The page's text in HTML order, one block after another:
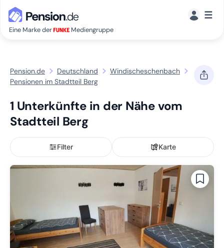
Eine Marke der Mediengruppe
☰
Pension.de Deutschland
Windischeschenbach
Pensionen im Stadtteil Berg
1 Unterkünfte in der Nähe vom
Stadtteil Berg
Filter Karte